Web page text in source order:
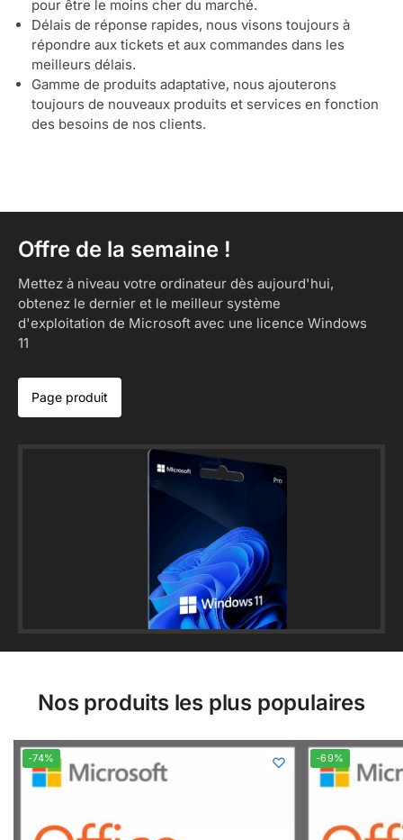
pour être le moins cher du marché.
Délais de réponse rapides, nous visons toujours à
répondre aux tickets et aux commandes dans les
meilleurs délais.
Gamme de produits adaptative, nous ajouterons
toujours de nouveaux produits et services en fonction
des besoins de nos clients.
Offre de la semaine !
Mettez à niveau votre ordinateur dès aujourd'hui,
obtenez le dernier et le meilleur système
d'exploitation de Microsoft avec une licence Windows
11
Page produit
Nos produits les plus populaires
-74% -69%